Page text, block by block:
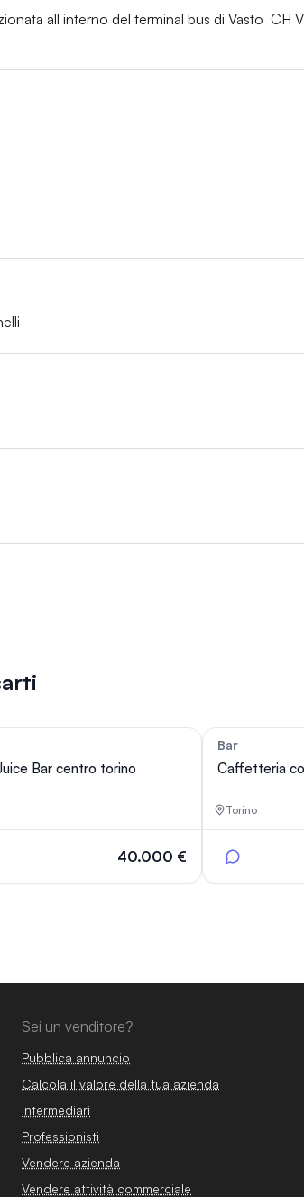
all interno del terminal bus di Vasto  CH
Bar centro torino
40.000 €
Bar
Caffetteria
Torino
Sei un venditore?
Pubblica annuncio
Calcola il valore della tua azienda
Intermediari
Professionisti
Vendere azienda
Vendere attività commerciale